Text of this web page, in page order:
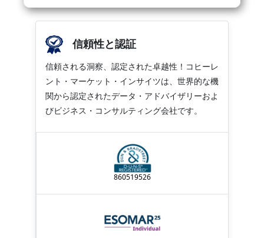
信頼性と認証
信頼される洞察、認定された卓越性！コヒーレ
ント・マーケット・インサイツは、世界的な機
関から認定されたデータ・アドバイザリーおよ
びビジネス・コンサルティング会社です。
860519526